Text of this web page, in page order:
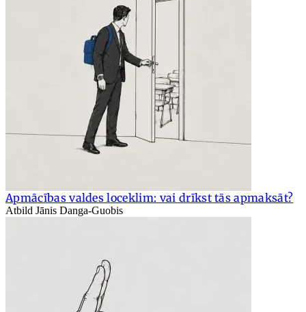
Apmācības valdes loceklim: vai drīkst tās apmaksāt?
Atbild Jānis Danga-Guobis